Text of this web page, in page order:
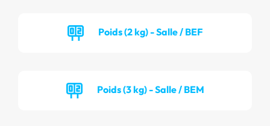
Poids (2 kg) - Salle / BEF
Poids (3 kg) - Salle / BEM